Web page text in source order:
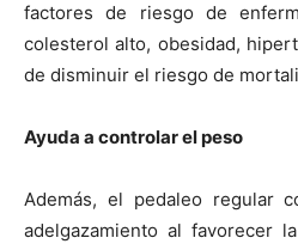
factores de riesgo de
colesterol alto, obesidad,
de disminuir el riesgo de
Ayuda a controlar el peso
Además, el pedaleo regular
adelgazamiento al favorecer